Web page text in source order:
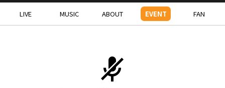
LIVE MUSIC ABOUT EVENT FAN